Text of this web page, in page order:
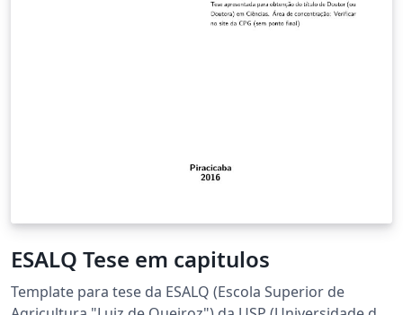
ESALQ Tese em capitulos
Template para tese da ESALQ (Escola Superior de